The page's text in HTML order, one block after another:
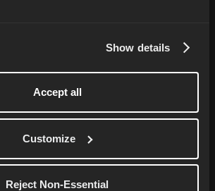
Show details
Accept all
Customize
Reject Non-Essential
su misura per raggiungere i
prima maratona completa.